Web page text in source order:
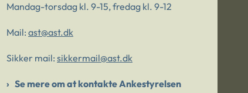
Mandag-torsdag kl. 9-15, fredag kl. 9-12
Mail: ast@ast.dk
Sikker mail: sikkermail@ast.dk
Se mere om at kontakte Ankestyrelsen